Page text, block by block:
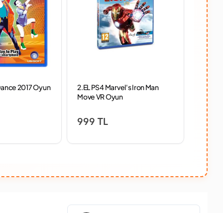
2017 Oyun
2.EL PS4 Marvel's Iron Man
Move VR Oyun
999 TL
2.EL
Of